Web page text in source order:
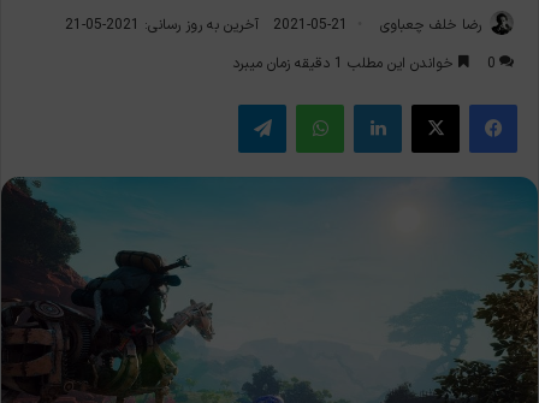
رضا خلف چعباوی 2021-05-21
آخرین به روز رسانی: 2021-05-21
0
خواندن این مطلب 1 دقیقه زمان میبرد
فیس بوک X لینکدین واتس آپ تلگرام